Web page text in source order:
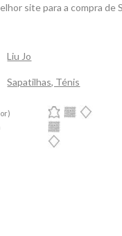
site para a compra de
Liu Jo
Sapatilhas, Ténis